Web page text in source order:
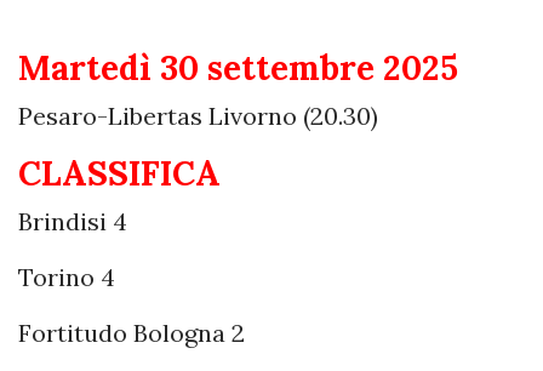
Martedì 30 settembre 2025
Pesaro-Libertas Livorno (20.30)
CLASSIFICA
Brindisi 4
Torino 4
Fortitudo Bologna 2